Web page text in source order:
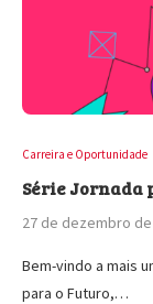
Carreira e Oportunidade
Série Jornada
27 de dezembro de
Bem-vindo a mais
para o Futuro,…